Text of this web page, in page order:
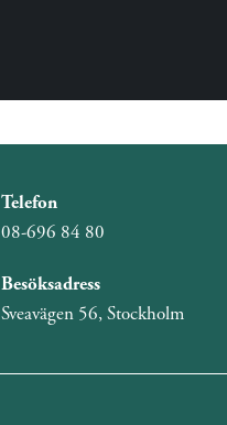
Telefon
08-696 84 80
Besöksadress
Sveavägen 56, Stockholm